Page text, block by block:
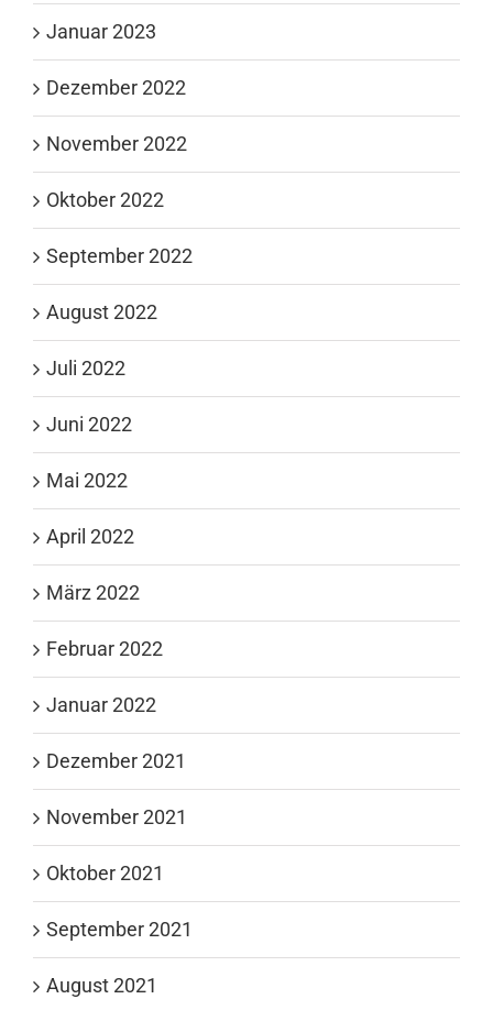
Januar 2023
Dezember 2022
November 2022
Oktober 2022
September 2022
August 2022
Juli 2022
Juni 2022
Mai 2022
April 2022
März 2022
Februar 2022
Januar 2022
Dezember 2021
November 2021
Oktober 2021
September 2021
August 2021